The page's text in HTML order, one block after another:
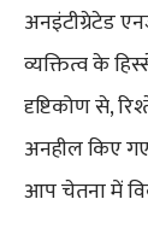
अनइंटीग्रेटेड
व्यक्तित्व के
दृष्टिकोण से,
अनहील किए
आप चेतना में